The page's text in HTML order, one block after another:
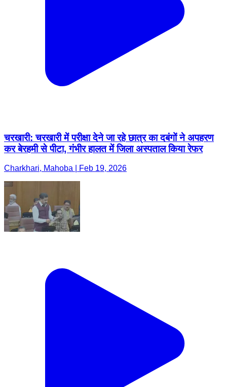
चरखारी: चरखारी में परीक्षा देने जा रहे छात्र का दबंगों ने अपहरण
कर बेरहमी से पीटा, गंभीर हालत में जिला अस्पताल किया रेफर
Charkhari, Mahoba | Feb 19, 2026